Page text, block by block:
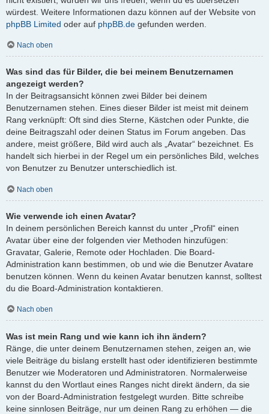
würdest. Weitere Informationen dazu können auf der Website von
phpBB Limited oder auf phpBB.de gefunden werden.
Nach oben
Was sind das für Bilder, die bei meinem Benutzernamen
angezeigt werden?
In der Beitragsansicht können zwei Bilder bei deinem
Benutzernamen stehen. Eines dieser Bilder ist meist mit deinem
Rang verknüpft: Oft sind dies Sterne, Kästchen oder Punkte, die
deine Beitragszahl oder deinen Status im Forum angeben. Das
andere, meist größere, Bild wird auch als „Avatar“ bezeichnet. Es
handelt sich hierbei in der Regel um ein persönliches Bild, welches
von Benutzer zu Benutzer unterschiedlich ist.
Nach oben
Wie verwende ich einen Avatar?
In deinem persönlichen Bereich kannst du unter „Profil“ einen
Avatar über eine der folgenden vier Methoden hinzufügen:
Gravatar, Galerie, Remote oder Hochladen. Die Board-
Administration kann bestimmen, ob und wie die Benutzer Avatare
benutzen können. Wenn du keinen Avatar benutzen kannst, solltest
du die Board-Administration kontaktieren.
Nach oben
Was ist mein Rang und wie kann ich ihn ändern?
Ränge, die unter deinem Benutzernamen stehen, zeigen an, wie
viele Beiträge du bislang erstellt hast oder identifizieren bestimmte
Benutzer wie Moderatoren und Administratoren. Normalerweise
kannst du den Wortlaut eines Ranges nicht direkt ändern, da sie
von der Board-Administration festgelegt wurden. Bitte schreibe
keine sinnlosen Beiträge, nur um deinen Rang zu erhöhen — die